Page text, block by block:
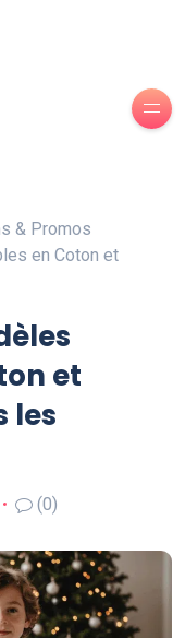
& Promos
en Coton et
et
les
(0)